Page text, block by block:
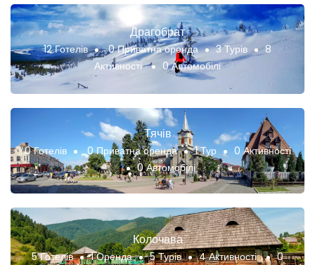
Драгобрат
12 Готелів 0 Приватна оренда 3 Турів
8
Активності
0 Автомобілі
Тячів
0 Готелів 0 Приватна оренда 1 Тур
0 Активності
0 Автомобілі
Колочава
5 Готелів 1 Оренда 5 Турів 4 Активності
0